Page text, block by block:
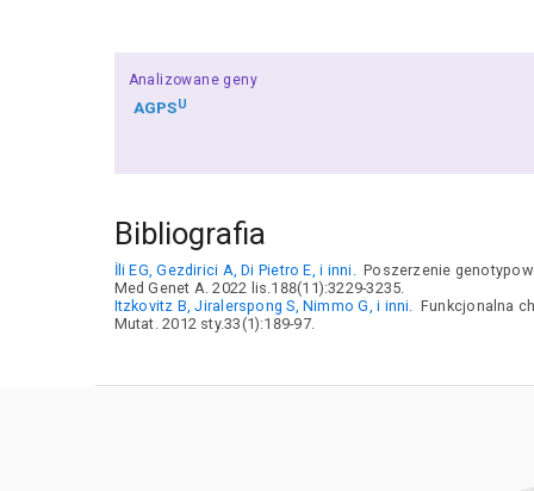
Analizowane geny
AGPSU
Bibliografia
İli EG, Gezdirici A, Di Pietro E, i inni. Poszerzenie
Med Genet A. 2022 lis.188(11):3229-3235.
Itzkovitz B, Jiralerspong S, Nimmo G, i inni. Funkcjonalna
Mutat. 2012 sty.33(1):189-97.